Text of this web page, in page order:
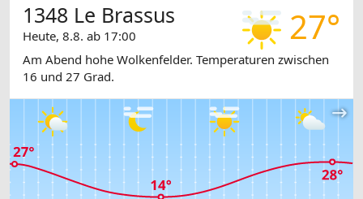
27°
1348 Le Brassus
Heute, 8.8. ab 17:00
Am Abend hohe Wolkenfelder. Temperaturen zwischen
16 und 27 Grad.